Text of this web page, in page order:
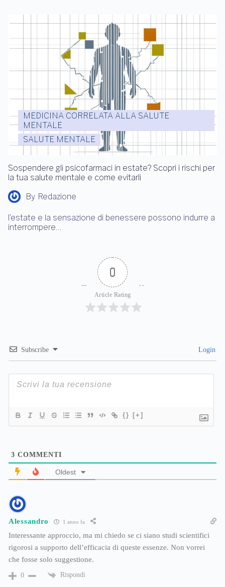
MEDICINA CORRELATA ALLA SALUTE
MENTALE
SALUTE MENTALE
Sospendere gli psicofarmaci in estate? Scopri i rischi per
la tua salute mentale e come evitarli
By Redazione
l’estate e la sensazione di benessere possono indurre a
interrompere…
0
Article Rating
Subscribe Login
{} [+]
3 COMMENTI
Oldest
Alessandro 1 anno fa
Interessante approccio, ma mi chiedo se ci siano studi scientifici
rigorosi a supporto dell’efficacia di queste essenze. Non vorrei
che fosse solo suggestione.
0 Rispondi